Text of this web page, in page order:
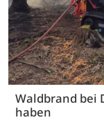
Waldbrand bei
haben